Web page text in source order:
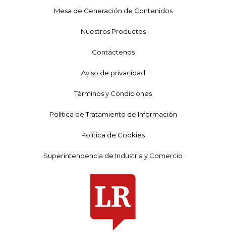
Mesa de Generación de Contenidos
Nuestros Productos
Contáctenos
Aviso de privacidad
Términos y Condiciones
Política de Tratamiento de Información
Política de Cookies
Superintendencia de Industria y Comercio